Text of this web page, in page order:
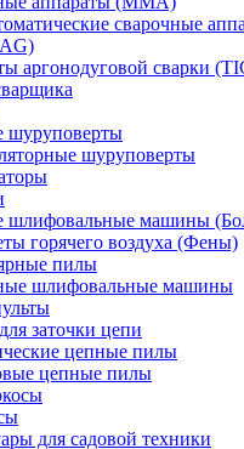
сварочные
аргонодуговой сварки
шуруповерты
шуруповерты
шлифовальные машины
горячего воздуха (Фены)
пилы
шлифовальные машины
заточки цепи
цепные пилы
цепные пилы
для садовой техники